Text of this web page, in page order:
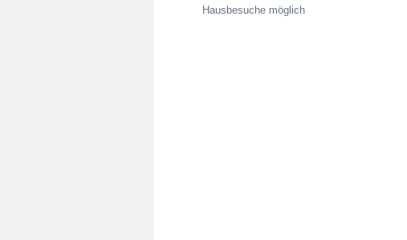
Hausbesuche möglich